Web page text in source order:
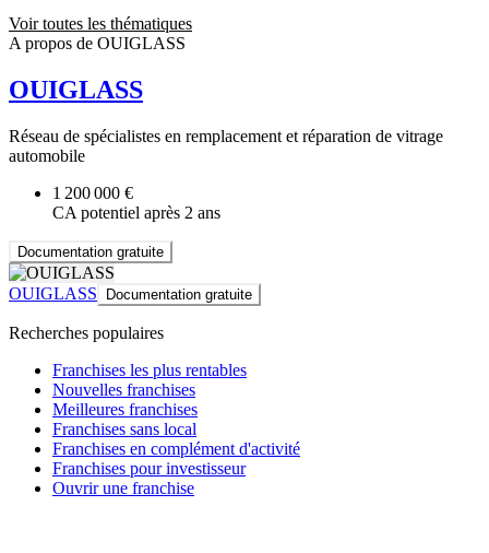
Voir toutes les thématiques
A propos de OUIGLASS
OUIGLASS
Réseau de spécialistes en remplacement et réparation de vitrage
automobile
1 200 000 €
CA potentiel après 2 ans
Documentation gratuite
OUIGLASS Documentation gratuite
Recherches populaires
Franchises les plus rentables
Nouvelles franchises
Meilleures franchises
Franchises sans local
Franchises en complément d'activité
Franchises pour investisseur
Ouvrir une franchise